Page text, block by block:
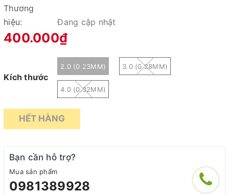
Thương
hiệu:
Đang cập nhật
400.000₫
Kích thước
2.0 (0.23MM) 3.0 (0.28MM)
4.0 (0.32MM)
HẾT HÀNG
Bạn cần hỗ trợ?
Mua sản phẩm
0981389928